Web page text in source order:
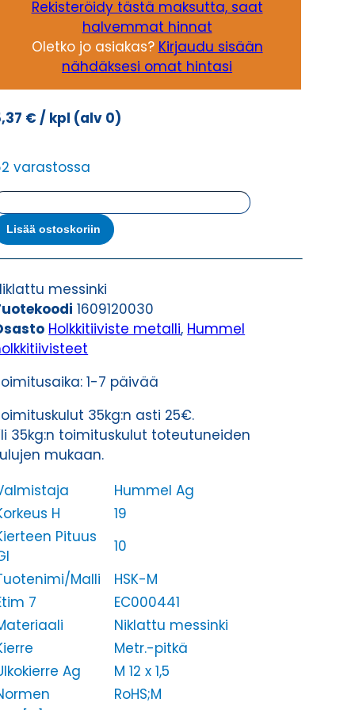
Rekisteröidy tästä maksutta, saat
halvemmat hinnat
Oletko jo asiakas? Kirjaudu sisään
nähdäksesi omat hintasi
€ / kpl (alv 0)
varastossa
Lisää ostoskoriin
messinki
1609120030
Holkkitiiviste metalli, Hummel
1-7 päivää
35kg:n asti 25€.
35kg:n toimituskulut toteutuneiden
mukaan.
Hummel Ag
H
19
Pituus
10
Malli
HSK-M
7
EC000441
Niklattu messinki
Metr.-pitkä
Ag
M 12 x 1,5
RoHS;M